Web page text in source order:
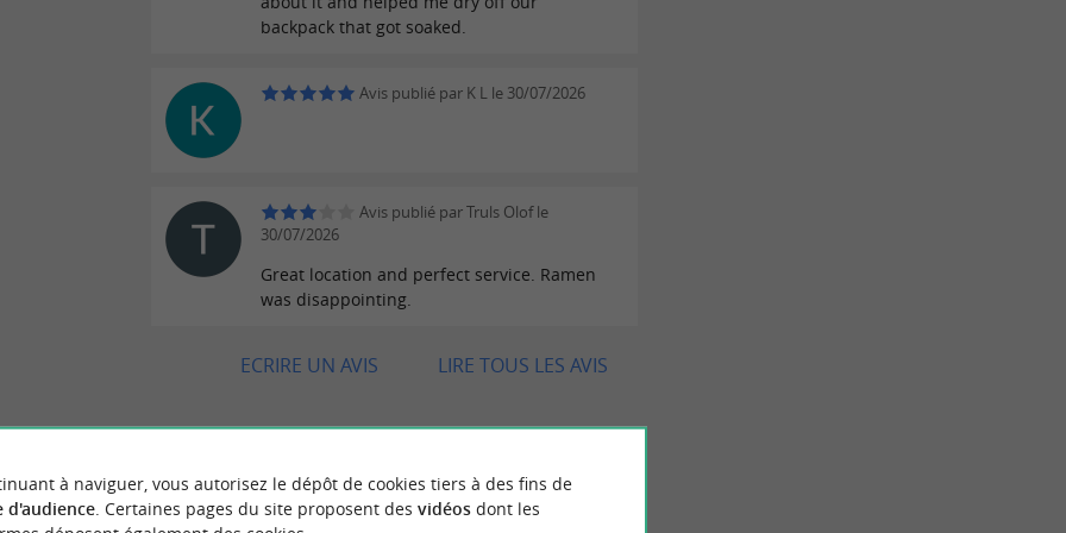
backpack that got soaked.
Avis publié par K L le 30/07/2026
Avis publié par Truls Olof le
30/07/2026
Great location and perfect service. Ramen
was disappointing.
LIRE TOUS LES AVIS
ECRIRE UN AVIS
"Restaurant asiatique excellent !"
à naviguer, vous autorisez le dépôt de cookies tiers à des fins de
d'audience. Certaines pages du site proposent des vidéosdont les